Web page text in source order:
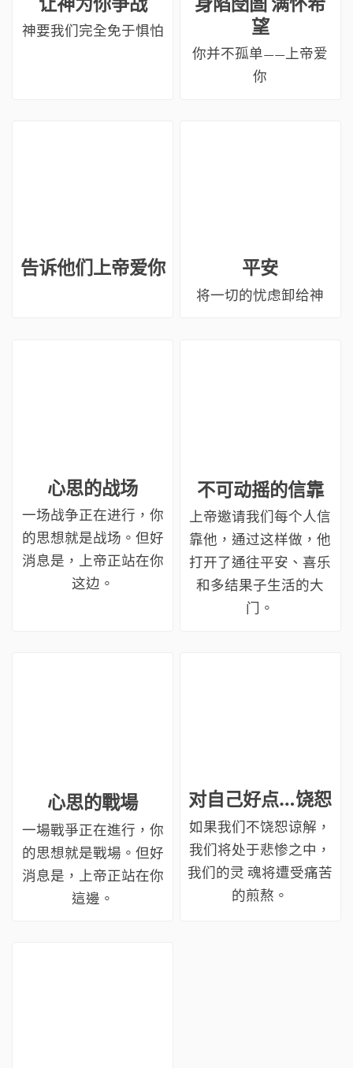
神要我们完全免于惧怕
望
你并不孤单——上帝爱
你
告诉他们上帝爱你 平安
将一切的忧虑卸给神
心思的战场
一场战争正在进行，你
的思想就是战场。但好
消息是，上帝正站在你
这边。
不可动摇的信靠
上帝邀请我们每个人信
靠他，通过这样做，他
打开了通往平安、喜乐
和多结果子生活的大
门。
心思的戰場
一場戰爭正在進行，你
的思想就是戰場。但好
消息是，上帝正站在你
這邊。
对自己好点…饶恕
如果我们不饶恕谅解，
我们将处于悲惨之中，
我们的灵 魂将遭受痛苦
的煎熬。